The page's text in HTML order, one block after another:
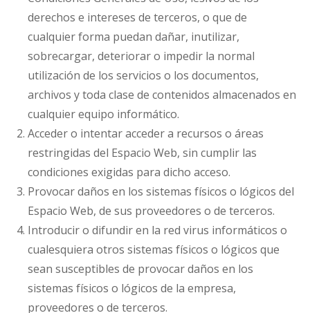
derechos e intereses de terceros, o que de
cualquier forma puedan dañar, inutilizar,
sobrecargar, deteriorar o impedir la normal
utilización de los servicios o los documentos,
archivos y toda clase de contenidos almacenados en
cualquier equipo informático.
Acceder o intentar acceder a recursos o áreas
restringidas del Espacio Web, sin cumplir las
condiciones exigidas para dicho acceso.
Provocar daños en los sistemas físicos o lógicos del
Espacio Web, de sus proveedores o de terceros.
Introducir o difundir en la red virus informáticos o
cualesquiera otros sistemas físicos o lógicos que
sean susceptibles de provocar daños en los
sistemas físicos o lógicos de la empresa,
proveedores o de terceros.